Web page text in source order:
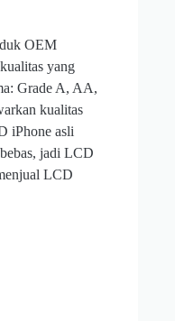
OEM
yang
Grade A, AA,
kualitas
iPhone asli
jadi LCD
LCD